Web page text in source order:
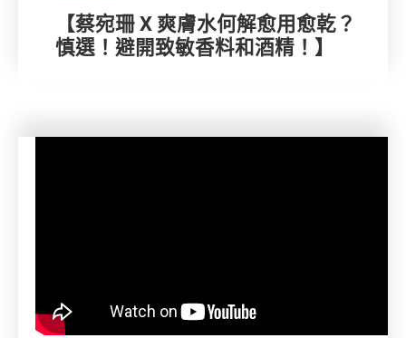
【蔡宛珊 X 爽膚水何解愈用愈乾？
慎選！避開致敏香料和酒精！】